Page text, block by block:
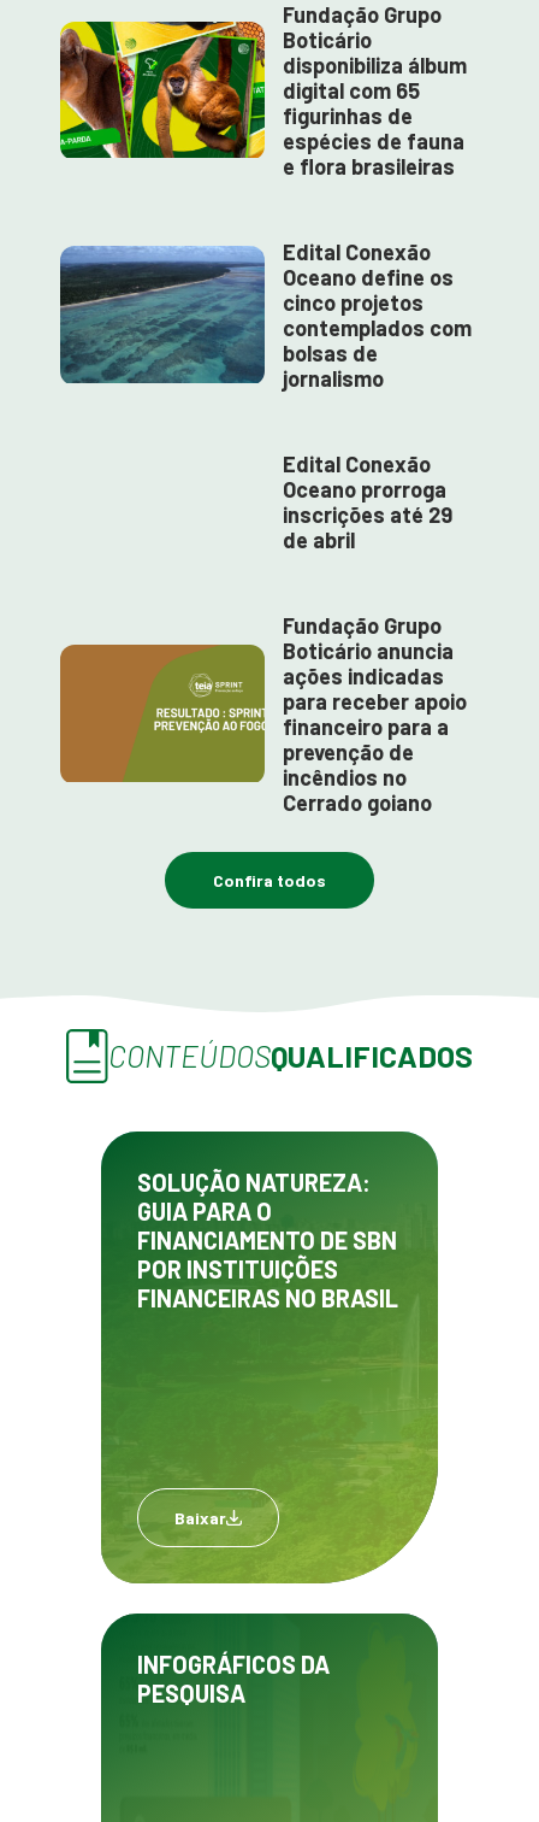
Fundação Grupo
Boticário
disponibiliza álbum
digital com 65
figurinhas de
espécies de fauna
e flora brasileiras
Edital Conexão
Oceano define os
cinco projetos
contemplados com
bolsas de
jornalismo
Edital Conexão
Oceano prorroga
inscrições até 29
de abril
Fundação Grupo
Boticário anuncia
ações indicadas
para receber apoio
financeiro para a
prevenção de
incêndios no
Cerrado goiano
Confira todos
CONTEÚDOSQUALIFICADOS
SOLUÇÃO NATUREZA:
GUIA PARA O
FINANCIAMENTO DE SBN
POR INSTITUIÇÕES
FINANCEIRAS NO BRASIL
Baixar
INFOGRÁFICOS DA
PESQUISA